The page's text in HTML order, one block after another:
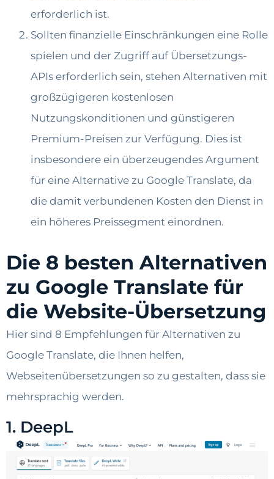
erforderlich ist.
Sollten finanzielle Einschränkungen eine Rolle
spielen und der Zugriff auf Übersetzungs-
APIs erforderlich sein, stehen Alternativen mit
großzügigeren kostenlosen
Nutzungskonditionen und günstigeren
Premium-Preisen zur Verfügung. Dies ist
insbesondere ein überzeugendes Argument
für eine Alternative zu Google Translate, da
die damit verbundenen Kosten den Dienst in
ein höheres Preissegment einordnen.
Die 8 besten Alternativen
zu Google Translate für
die Website-Übersetzung
Hier sind 8 Empfehlungen für Alternativen zu
Google Translate, die Ihnen helfen,
Webseitenübersetzungen so zu gestalten, dass sie
mehrsprachig werden.
1. DeepL